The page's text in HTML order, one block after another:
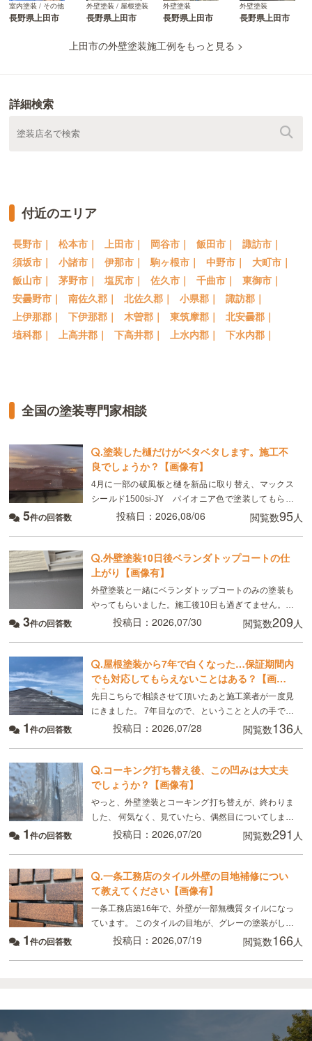
詳細検索
室内塗装 / その他
長野県上田市
外壁塗装 / 屋根塗装
長野県上田市
外壁塗装
長野県上田市
外壁塗装
長野県上田市
上田市の外壁塗装施工例をもっと見る >
付近のエリア
長野市｜ 松本市｜ 上田市｜ 岡谷市｜ 飯田市｜
諏訪市｜
須坂市｜
小諸市｜ 伊那市｜ 駒ヶ根市｜ 中野市｜
大町市｜
飯山市｜
茅野市｜ 塩尻市｜ 佐久市｜ 千曲市｜
東御市｜
安曇野市｜
南佐久郡｜ 北佐久郡｜ 小県郡｜
諏訪郡｜
上伊那郡｜
下伊那郡｜ 木曽郡｜ 東筑摩郡｜
北安曇郡｜
埴科郡｜
上高井郡｜ 下高井郡｜ 上水内郡｜ 下水内郡｜
全国の塗装専門家相談
.塗装した樋だけがベタベタします。施工不
良でしょうか？【画像有】
4月に一部の破風板と樋を新品に取り替え、マックス
シールド1500si-JY パイオニア色で塗装してもらい
ました。 8月現在、樋がベタベタして小さい虫が張り
5件の回答数 投稿日：2026,08/06 閲覧数95人
.外壁塗装10日後ベランダトップコートの仕
上がり【画像有】
外壁塗装と一緒にベランダトップコートのみの塗装も
やってもらいました。施工後10日も過ぎてません。こ
れは普通ですか？
3件の回答数 投稿日：2026,07/30 閲覧数209 人
.屋根塗装から7年で白くなった…保証期間内
でも対応してもらえないことはある？【画像
有】
先日こちらで相談させて頂いたあと施工業者が一度見
にきました。 7年目なので、ということと人の手で塗
るのでどうしてもムラはできる、板金部分はやはり経
1件の回答数 投稿日：2026,07/28 閲覧数136人
.コーキング打ち替え後、この凹みは大丈夫
でしょうか？【画像有】
やっと、外壁塗装とコーキング打ち替えが、終わりま
した、 何気なく、見ていたら、偶然目についてしまっ
たのですが、 画像のように コーキングの端にマイナ
1件の回答数 投稿日：2026,07/20 閲覧数291 人
.一条工務店のタイル外壁の目地補修につい
て教えてください【画像有】
一条工務店築16年で、外壁が一部無機質タイルになっ
ています。 このタイルの目地が、グレーの塗装がして
あるのですが、かなり禿げてしまっていてるので補修
1件の回答数 投稿日：2026,07/19 閲覧数166人